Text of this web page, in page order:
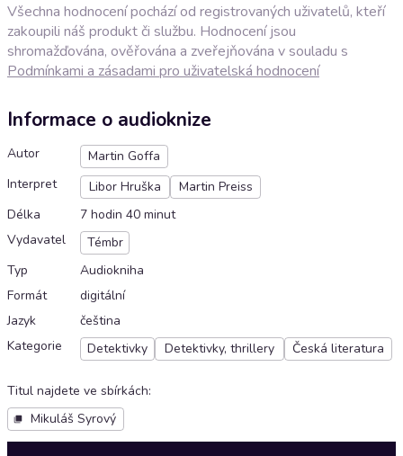
Všechna hodnocení pochází od registrovaných uživatelů, kteří
zakoupili náš produkt či službu. Hodnocení jsou
shromažďována, ověřována a zveřejňována v souladu s
Podmínkami a zásadami pro uživatelská hodnocení
Informace o audioknize
Autor
Martin Goffa
Interpret
Libor Hruška
Martin Preiss
Délka
7 hodin 40 minut
Vydavatel
Témbr
Typ
Audiokniha
Formát
digitální
Jazyk
čeština
Kategorie
Detektivky Detektivky, thrillery Česká literatura
Titul najdete ve sbírkách:
Mikuláš Syrový